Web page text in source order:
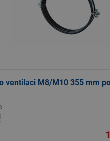
ventilaci M8/M10 355 mm